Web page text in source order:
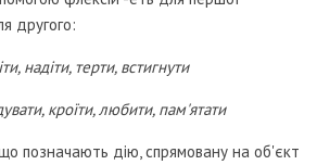
другого:
надіти, терти, встигнути
кроїти, любити, пам'ятати
що позначають дію, спрямовану на об'єкт